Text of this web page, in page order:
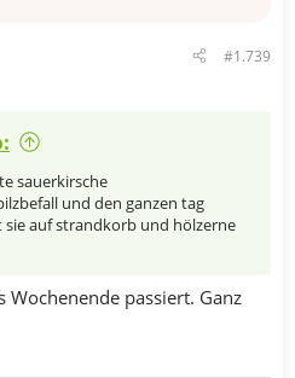
#1.739
sauerkirsche
und den ganzen tag
auf strandkorb und hölzerne
passiert. Ganz